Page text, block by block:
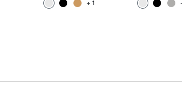
1